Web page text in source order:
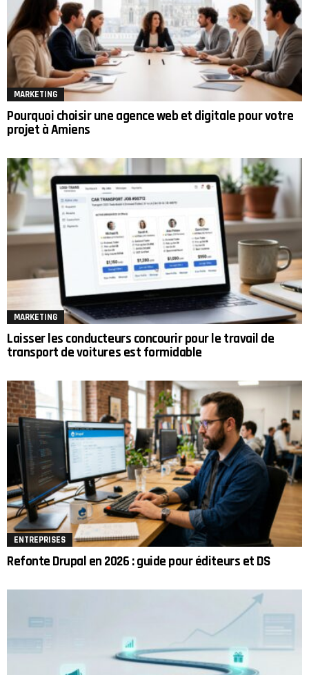
MARKETING
Pourquoi choisir une agence web et digitale pour votre
projet à Amiens
MARKETING
Laisser les conducteurs concourir pour le travail de
transport de voitures est formidable
ENTREPRISES
Refonte Drupal en 2026 : guide pour éditeurs et DS